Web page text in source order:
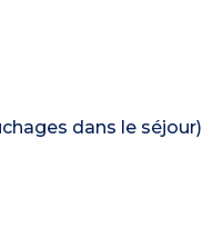
dans le séjour)